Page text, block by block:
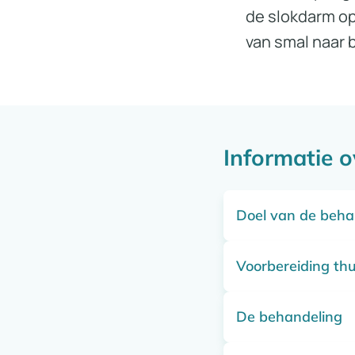
de slokdarm
van smal naar
Informatie
Doel van de
Je hebt de
Voorbereiding
Om de
De behandeling